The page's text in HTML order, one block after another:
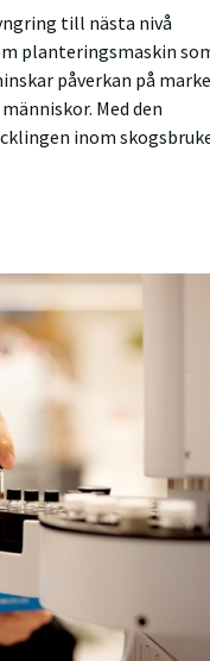
till nästa nivå
planteringsmaskin
påverkan på
Med den
inom